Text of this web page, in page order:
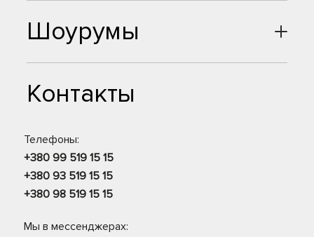
Шоурумы
Контакты
Телефоны:
+380 99 519 15 15
+380 93 519 15 15
+380 98 519 15 15
Мы в мессенджерах: